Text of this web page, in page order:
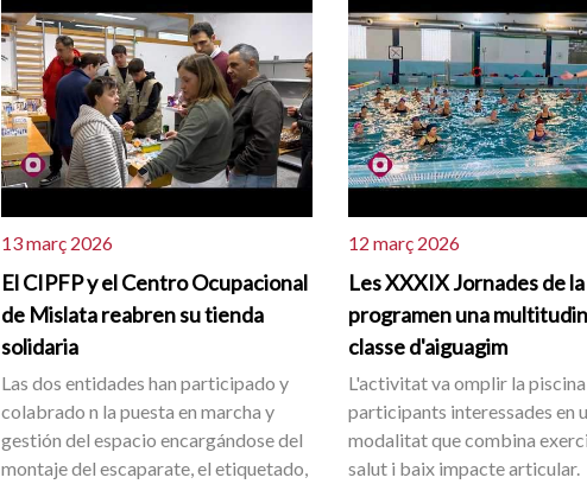
13 març 2026
El CIPFP y el Centro Ocupacional
de Mislata reabren su tienda
solidaria
Las dos entidades han participado y
colabrado n la puesta en marcha y
gestión del espacio encargándose del
montaje del escaparate, el etiquetado,
12 març 2026
Les XXXIX Jornades de
programen una
classe d'aiguagim
L'activitat va omplir la
participants interessades en
modalitat que combina
salut i baix impacte articular.